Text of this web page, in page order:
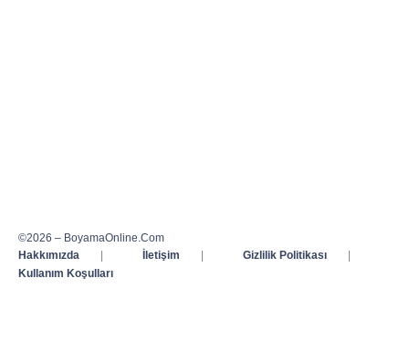
©2026 – BoyamaOnline.Com
Hakkımızda
| İletişim | Gizlilik Politikası
|
Kullanım Koşulları